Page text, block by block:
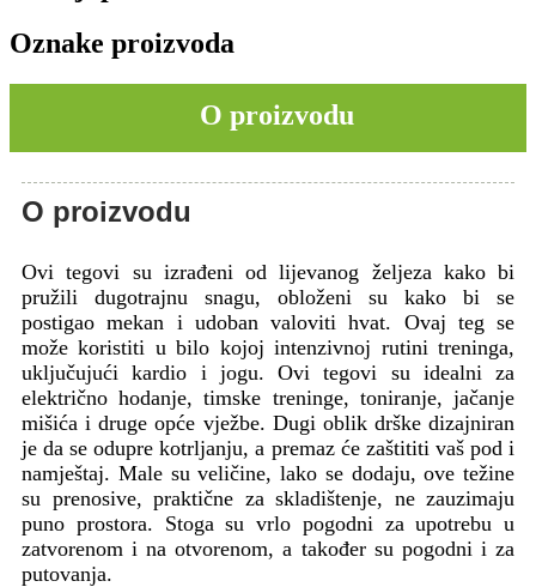
Oznake proizvoda
O proizvodu
O proizvodu
Ovi tegovi su izrađeni od lijevanog željeza kako bi
pružili dugotrajnu snagu, obloženi su kako bi se
postigao mekan i udoban valoviti hvat. Ovaj teg se
može koristiti u bilo kojoj intenzivnoj rutini treninga,
uključujući kardio i jogu. Ovi tegovi su idealni za
električno hodanje, timske treninge, toniranje, jačanje
mišića i druge opće vježbe. Dugi oblik drške dizajniran
je da se odupre kotrljanju, a premaz će zaštititi vaš pod i
namještaj. Male su veličine, lako se dodaju, ove težine
su prenosive, praktične za skladištenje, ne zauzimaju
puno prostora. Stoga su vrlo pogodni za upotrebu u
zatvorenom i na otvorenom, a također su pogodni i za
putovanja.